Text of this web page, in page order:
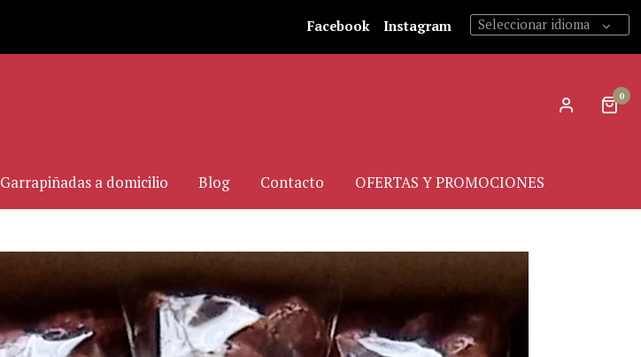
Facebook Instagram Seleccionar idioma
0
Garrapiñadas a domicilio Blog Contacto OFERTAS Y PROMOCIONES